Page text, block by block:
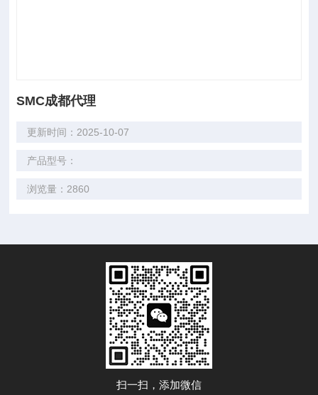
SMC成都代理
更新时间：2025-10-07
产品型号：
浏览量：2860
扫一扫，添加微信